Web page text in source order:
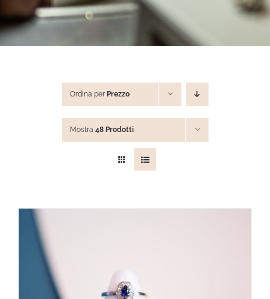
STEVE ANGELI
EXPERIENCE
BLOG
Ordina per Prezzo
Mostra 48 Prodotti